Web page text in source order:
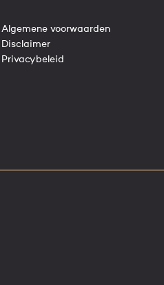
Algemene voorwaarden
Disclaimer
Privacybeleid